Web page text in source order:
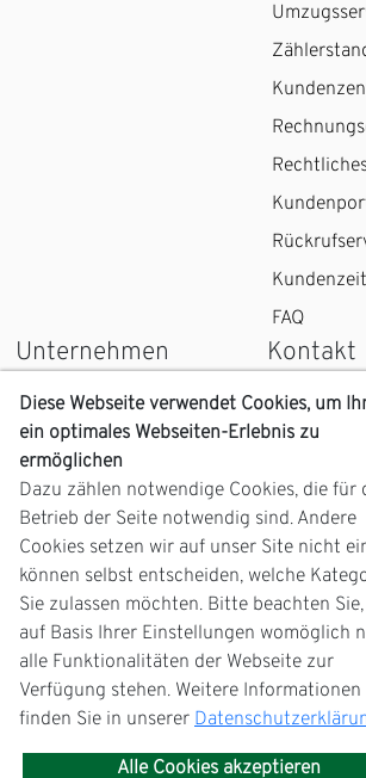
FAQ
Unternehmen
Wir über uns
Karriere
Geschichte
Zukunft
mein Barth
Nachrichtenarchiv
Fotowettbewerb
Kalender 2026 &
Fotogalerie
EDIFACT-
Marktkommunikation
Kontakt
Diese Webseite verwendet Cookies, um
ein optimales Webseiten-Erlebnis zu
ermöglichen
Dazu zählen notwendige Cookies, die für
Betrieb der Seite notwendig sind. Andere
Cookies setzen wir auf unser Site nicht
können selbst entscheiden, welche
Sie zulassen möchten. Bitte beachten
auf Basis Ihrer Einstellungen womöglich
alle Funktionalitäten der Webseite zur
Verfügung stehen. Weitere Informationen
finden Sie in unserer
Alle Cookies akzeptieren